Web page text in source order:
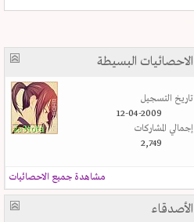
الاحصائيات البسيطة
تاريخ التسجيل
12-04-2009
إجمالي المشاركات
2,749
مشاهدة جميع الاحصائيات
الأصدقاء